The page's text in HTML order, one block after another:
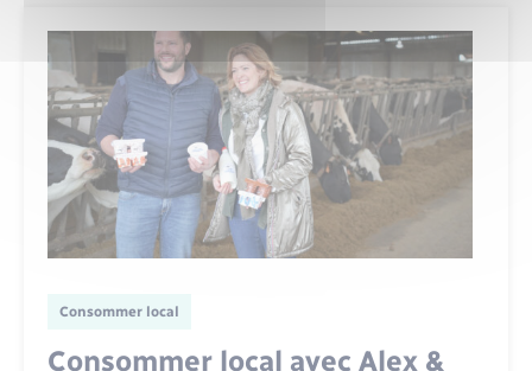
Consommer local
Consommer local avec Alex &